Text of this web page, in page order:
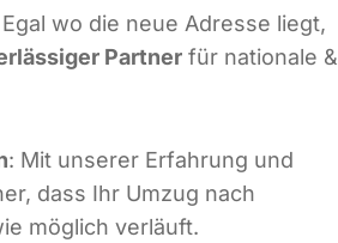
wo die neue Adresse liegt,
Partner für nationale &
: Mit unserer Erfahrung und
dass Ihr Umzug nach
möglich verläuft.